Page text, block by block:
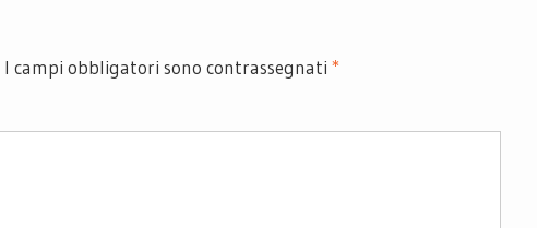
I campi obbligatori sono contrassegnati *